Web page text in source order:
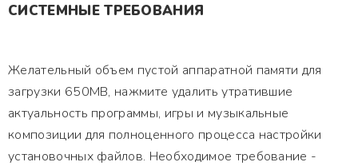
СИСТЕМНЫЕ ТРЕБОВАНИЯ
Желательный объем пустой аппаратной памяти для
загрузки 650MB, нажмите удалить утратившие
актуальность программы, игры и музыкальные
композиции для полноценного процесса настройки
установочных файлов. Необходимое требование -